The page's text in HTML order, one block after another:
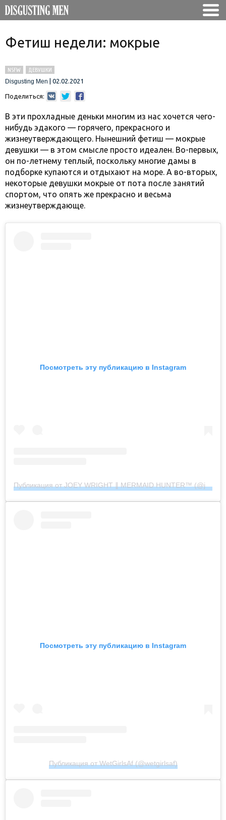
Фетиш недели: мокрые
NSFW
ДЕВУШКИ
Disgusting Men
02.02.2021
Поделиться:
В эти прохладные деньки многим из нас хочется чего-
нибудь эдакого — горячего, прекрасного и
жизнеутверждающего. Нынешний фетиш — мокрые
девушки — в этом смысле просто идеален. Во-первых,
он по-летнему теплый, поскольку многие дамы в
подборке купаются и отдыхают на море. А во-вторых,
некоторые девушки мокрые от пота после занятий
спортом, что опять же прекрасно и весьма
жизнеутверждающе.
Посмотреть эту публикацию в Instagram
Публикация от JOEY WRIGHT ∥ MERMAID HUNTER™︎ (@joeywrightphoto)
Посмотреть эту публикацию в Instagram
Публикация от WetGirlsAf (@wetgirlsaf)